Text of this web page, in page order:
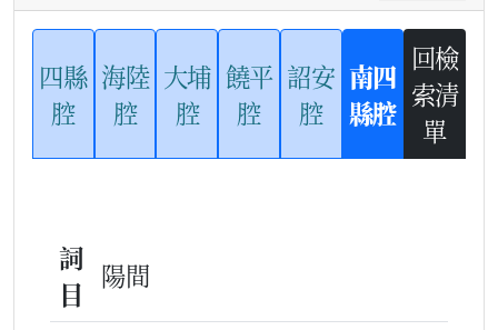
四縣
腔
海陸
腔
大埔
腔
饒平
腔
詔安
腔
南四
縣腔
回檢
索清
單
詞
目
陽間